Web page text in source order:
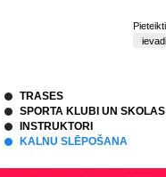
TRASES
SPORTA KLUBI UN SKOLAS
INSTRUKTORI
KALNU SLĒPOŠANA